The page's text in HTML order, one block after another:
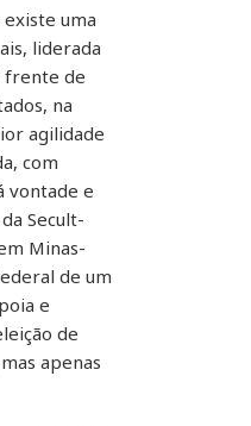
uma
liderada
frente de
na
agilidade
com
vontade e
Secult-
Minas-
de um
e
de
apenas